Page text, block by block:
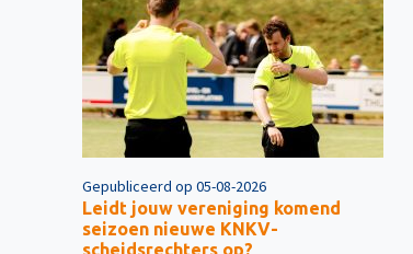
Gepubliceerd op 05-08-2026
Leidt jouw vereniging komend
seizoen nieuwe KNKV-
scheidsrechters op?